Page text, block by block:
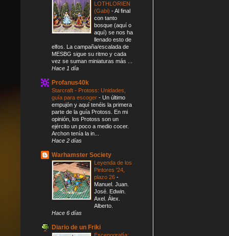
LOTHLORIEN
(Gabi) -Al final
con tanto
bosque (aquí o
aquí) se nos ha
llenado esto de
elfos. La campaña/escalada de
MESBG sigue su ritmo y cada
vez se suman miniaturas más ...
Hace 1 día
Profanus40k
Starcraft - Protoss: Unidades,
guía para escoger - Un último
empujón y aquí tenéis la primera
parte de la guía Protoss. En mi
opinión, los Protoss son un
ejército un poco a medio cocer.
Archon tenía la in...
Hace 2 días
Warhamster Society
Leyenda de los
Pintores '24,
plazo 26 -
Manuel. Juan.
José. Edwin.
Axel. Álex.
Alberto.
Hace 6 días
Diario de un Friki